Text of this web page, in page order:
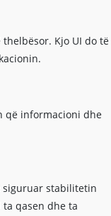
Kjo UI do të
që informacioni dhe
siguruar stabilitetin
qasen dhe ta